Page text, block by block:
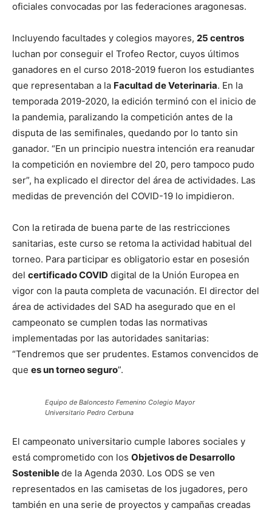
oficiales convocadas por las federaciones aragonesas.
Incluyendo facultades y colegios mayores, 25 centros
luchan por conseguir el Trofeo Rector, cuyos últimos
ganadores en el curso 2018-2019 fueron los estudiantes
que representaban a la Facultad de Veterinaria. En la
temporada 2019-2020, la edición terminó con el inicio de
la pandemia, paralizando la competición antes de la
disputa de las semifinales, quedando por lo tanto sin
ganador. “En un principio nuestra intención era reanudar
la competición en noviembre del 20, pero tampoco pudo
ser”, ha explicado el director del área de actividades. Las
medidas de prevención del COVID-19 lo impidieron.
Con la retirada de buena parte de las restricciones
sanitarias, este curso se retoma la actividad habitual del
torneo. Para participar es obligatorio estar en posesión
del certificado COVID digital de la Unión Europea en
vigor con la pauta completa de vacunación. El director del
área de actividades del SAD ha asegurado que en el
campeonato se cumplen todas las normativas
implementadas por las autoridades sanitarias:
“Tendremos que ser prudentes. Estamos convencidos de
que es un torneo seguro”.
Equipo de Baloncesto Femenino Colegio Mayor
Universitario Pedro Cerbuna
El campeonato universitario cumple labores sociales y
está comprometido con los Objetivos de Desarrollo
Sosteniblede la Agenda 2030. Los ODS se ven
representados en las camisetas de los jugadores, pero
también en una serie de proyectos y campañas creadas